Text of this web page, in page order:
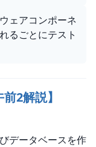
ェアコンポーネ
るごとにテスト
2解説】
データベースを作